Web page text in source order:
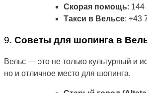
Скорая помощь: 144
Такси в Вельсе: +43
9. Советы для шопинга в
Вельс — это не только культурный и
но и отличное место для шопинга.